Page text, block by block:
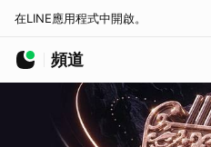
在LINE應用程式中開啟。
頻道